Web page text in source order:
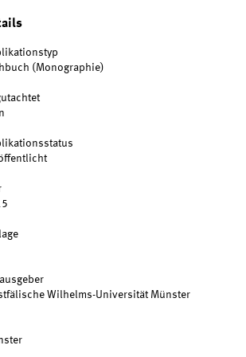
(Monographie)
Wilhelms-Universität Münster